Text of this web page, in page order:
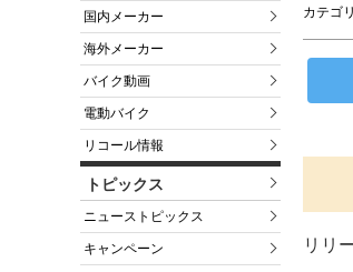
国内メーカー
海外メーカー
バイク動画
電動バイク
リコール情報
トピックス
ニューストピックス
キャンペーン
カテゴ
リリ